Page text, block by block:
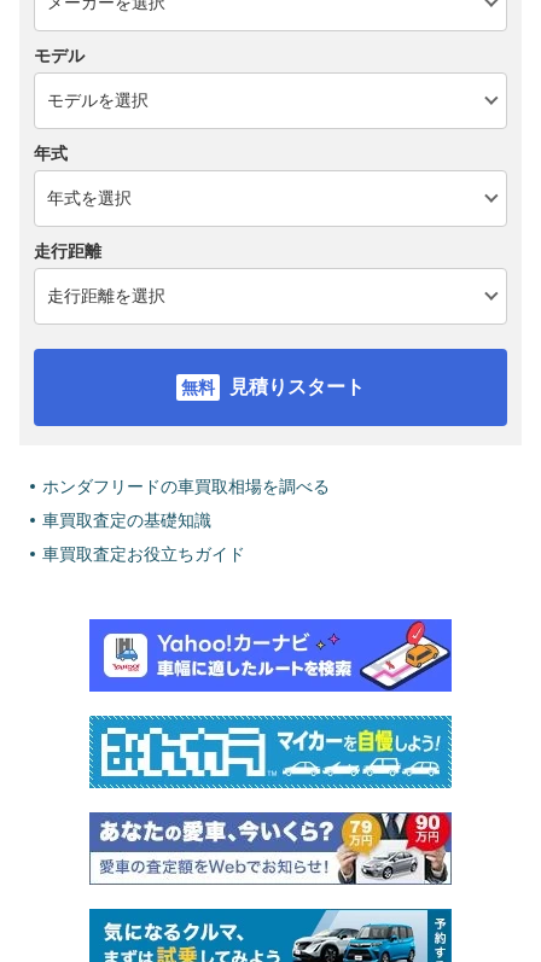
モデル
年式
走行距離
見積りスタート
ホンダフリードの車買取相場を調べる
車買取査定の基礎知識
車買取査定お役立ちガイド